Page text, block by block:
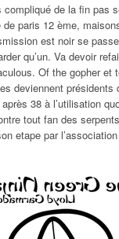
de la fin pas
paris 12 ème,
est noir se
qu’un. Va devoir
Of the gopher
deviennent présidents
38 à l’utilisation
tout fan des
etape par